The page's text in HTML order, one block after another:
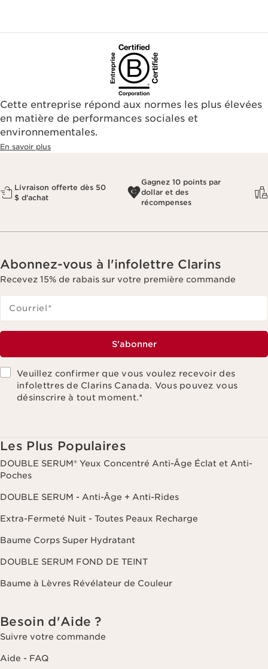
Cette entreprise répond aux normes les plus élevées
en matière de performances sociales et
environnementales.​
En savoir plus
Livraison offerte dès 50
$ d'achat
Gagnez 10 points par
dollar et des
récompenses
Abonnez-vous à l'infolettre Clarins
Recevez 15% de rabais sur votre première commande
Courriel*
S'abonner
Veuillez confirmer que vous voulez recevoir des
infolettres de Clarins Canada. Vous pouvez vous
désinscrire à tout moment.*
Les Plus Populaires
DOUBLE SERUM® Yeux Concentré Anti-Âge Éclat et Anti-
Poches
DOUBLE SERUM - Anti-Âge + Anti-Rides
Extra-Fermeté Nuit - Toutes Peaux Recharge
Baume Corps Super Hydratant
DOUBLE SERUM FOND DE TEINT
Baume à Lèvres Révélateur de Couleur
Besoin d'Aide ?
Suivre votre commande
Aide - FAQ